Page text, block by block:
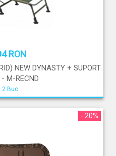
RON
NEW DYNASTY + SUPORT
M-RECND
2 Buc.
- 20%